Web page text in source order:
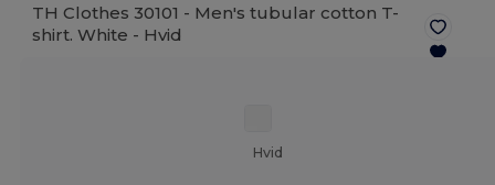
TH Clothes 30101 - Men's tubular cotton T-
shirt. White - Hvid
Hvid